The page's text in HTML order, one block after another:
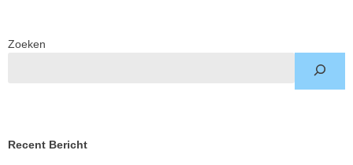
Zoeken
Recent Bericht